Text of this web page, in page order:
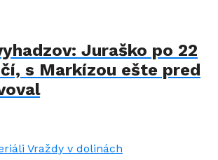
Juraško po 22
s Markízou ešte pred